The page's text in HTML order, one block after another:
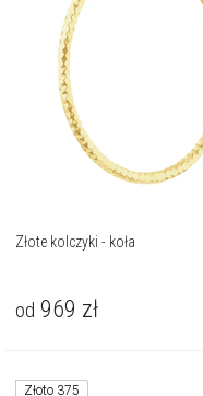
Złote kolczyki - koła
od 969 zł
Złoto 375